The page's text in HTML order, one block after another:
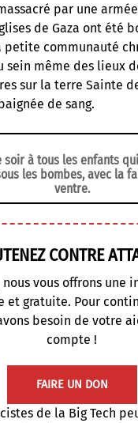
par une
de Gaza ont été
petite communauté
sein même des lieux
sur la terre Sainte
de sang.
soir à tous les enfants
les bombes, avec la
ventre.
CONTRE
nous vous offrons une
et gratuite. Pour
besoin de votre
compte !
FAIRE UN DON
de la Big Tech